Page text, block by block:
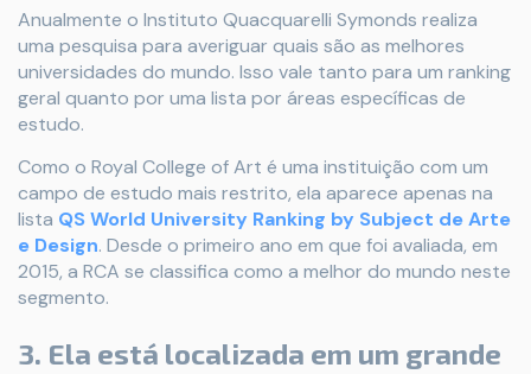
Anualmente o Instituto Quacquarelli Symonds realiza
uma pesquisa para averiguar quais são as melhores
universidades do mundo. Isso vale tanto para um ranking
geral quanto por uma lista por áreas específicas de
estudo.
Como o Royal College of Art é uma instituição com um
campo de estudo mais restrito, ela aparece apenas na
lista QS World University Ranking by Subject de Arte
e Design. Desde o primeiro ano em que foi avaliada, em
2015, a RCA se classifica como a melhor do mundo neste
segmento.
3. Ela está localizada em um grande